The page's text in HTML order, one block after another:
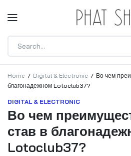
Home Digital & Electronic
Во чем
благонадежном Lotoclub37?
DIGITAL & ELECTRONIC
Во чем
став в
Lotoclub37?